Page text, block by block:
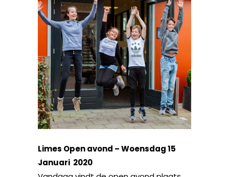
Limes Open avond – Woensdag 15
Januari 2020